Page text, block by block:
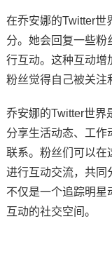
在乔安娜的Twitter世
分。她会回复一些粉
行互动。这种互动增
粉丝觉得自己被关注
乔安娜的Twitter世界
分享生活动态、工作
联系。粉丝们可以在
进行互动交流，共同
不仅是一个追踪明星
互动的社交空间。